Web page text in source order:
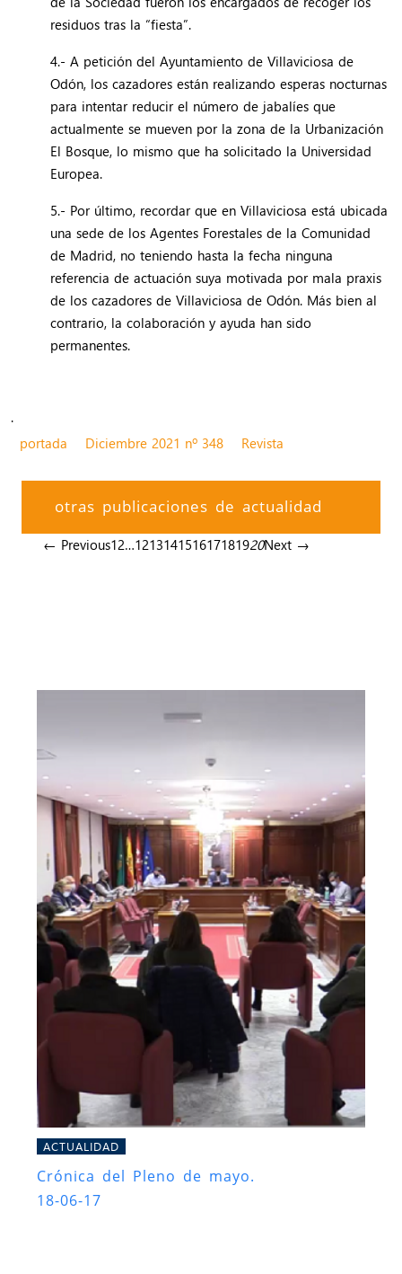
residuos tras la “fiesta”.
4.- A petición del Ayuntamiento de Villaviciosa de
Odón, los cazadores están realizando esperas nocturnas
para intentar reducir el número de jabalíes que
actualmente se mueven por la zona de la Urbanización
El Bosque, lo mismo que ha solicitado la Universidad
Europea.
5.- Por último, recordar que en Villaviciosa está ubicada
una sede de los Agentes Forestales de la Comunidad
de Madrid, no teniendo hasta la fecha ninguna
referencia de actuación suya motivada por mala praxis
de los cazadores de Villaviciosa de Odón. Más bien al
contrario, la colaboración y ayuda han sido
permanentes.
.
portada
Diciembre 2021 nº 348 Revista
otras publicaciones de actualidad
← Previous12…121314151617181920Next →
ACTUALIDAD
Crónica del Pleno de mayo.
18-06-17